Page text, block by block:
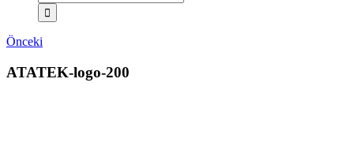
Önceki
ATATEK-logo-200